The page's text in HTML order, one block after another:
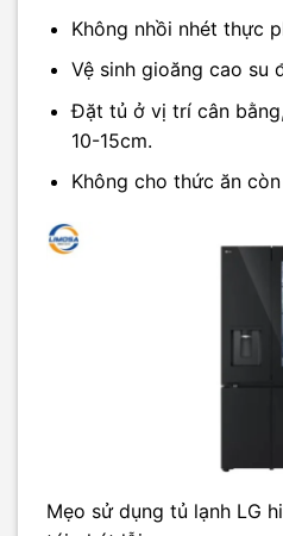
Không nhồi nhét thực
Vệ sinh gioăng cao su
Đặt tủ ở vị trí cân
10-15cm.
Không cho thức ăn
Mẹo sử dụng tủ lạnh LG